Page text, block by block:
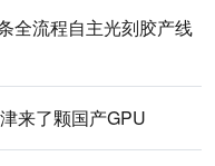
全流程自主光刻胶产线
来了颗国产GPU